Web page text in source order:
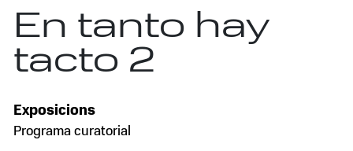
En tanto hay
tacto 2
Exposicions
Programa curatorial